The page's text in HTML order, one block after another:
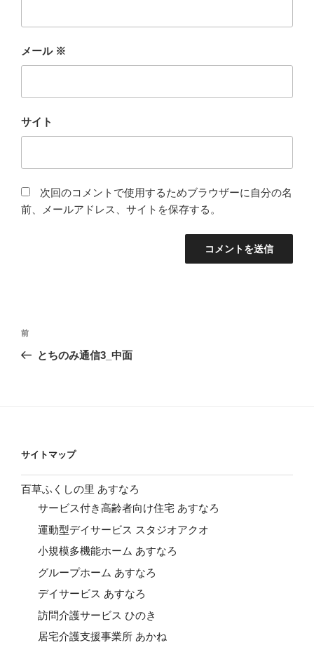
メール ※
サイト
次回のコメントで使用するためブラウザーに自分の名
前、メールアドレス、サイトを保存する。
投
ナ
ョ
ン
前
の
前
とちのみ通信3_中面
サイトマップ
百草ふくしの里 あすなろ
サービス付き高齢者向け住宅 あすなろ
運動型デイサービス スタジオアクオ
小規模多機能ホーム あすなろ
グループホーム あすなろ
デイサービス あすなろ
訪問介護サービス ひのき
居宅介護支援事業所 あかね